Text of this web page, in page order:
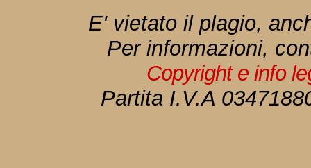
E' vietato il plagio,
Per informazioni,
Copyright e info
Partita I.V.A